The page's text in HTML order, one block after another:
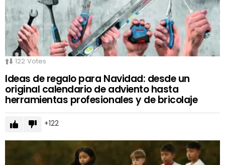
122 Votes
Ideas de regalo para Navidad: desde un
original calendario de adviento hasta
herramientas profesionales y de bricolaje
122